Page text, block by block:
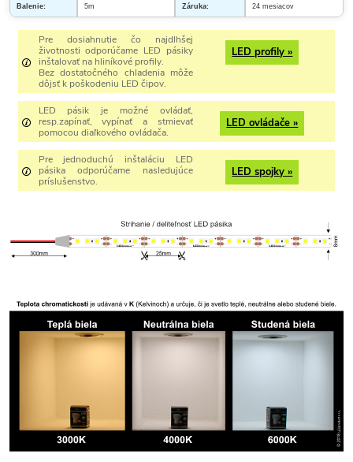
Balenie: 5m Záruka: 24 mesiacov
Pre dosiahnutie čo najdlhšej
životnosti odporúčame LED pásiky
inštalovať na hliníkové profily.
Bez dostatočného chladenia môže
dôjsť k poškodeniu LED čipov.
LED profily »
LED pásik je možné ovládať,
resp.zapínať, vypínať a stmievať
pomocou diaľkového ovládača.
LED ovládače »
Pre jednoduchú inštaláciu LED
pásika odporúčame nasledujúce
príslušenstvo.
LED spojky »